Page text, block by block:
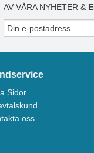
AV VÅRA NYHETER &
Sidor
oss